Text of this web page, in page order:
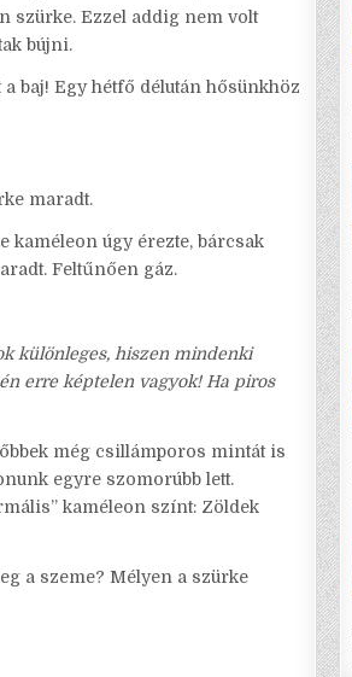
szürke. Ezzel addig nem volt
bújni.
baj! Egy hétfő délután hősünkhöz
maradt.
kaméleon úgy érezte, bárcsak
Feltűnően gáz.
különleges, hiszen mindenki
erre képtelen vagyok! Ha piros
még csillámporos mintát is
egyre szomorúbb lett.
kaméleon színt: Zöldek
a szeme? Mélyen a szürke